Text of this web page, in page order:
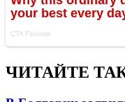
ЧИТАЙТЕ